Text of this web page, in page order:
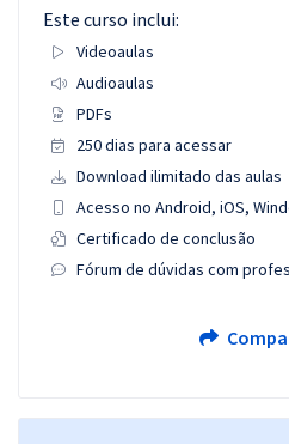
Este curso inclui:
Videoaulas
Audioaulas
PDFs
250 dias para acessar
Download ilimitado das aulas
Acesso no Android, iOS,
Certificado de conclusão
Fórum de dúvidas com